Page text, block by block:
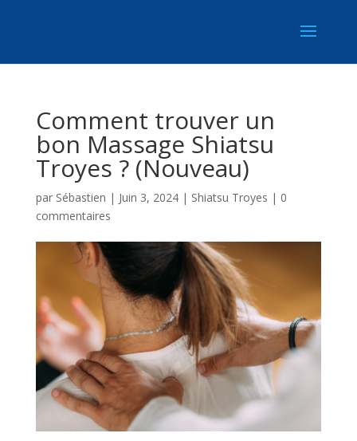
Comment trouver un
bon Massage Shiatsu
Troyes ? (Nouveau)
par Sébastien | Juin 3, 2024| Shiatsu Troyes | 0
commentaires